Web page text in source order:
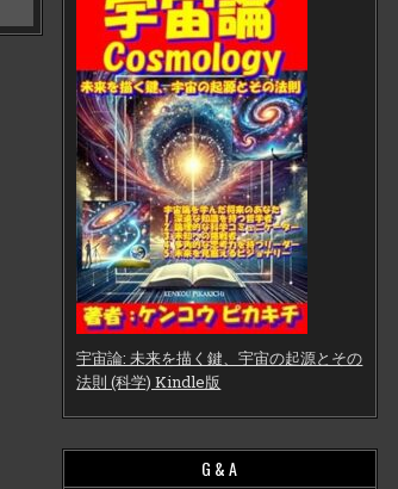
宇宙論: 未来を描く鍵、宇宙の起源とその
法則 (科学) Kindle版
G & A